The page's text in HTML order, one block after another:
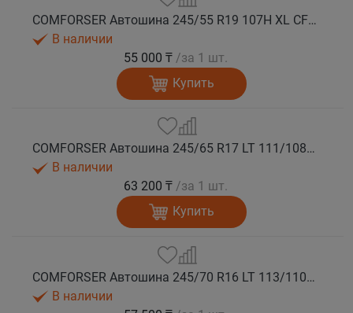
COMFORSER Автошина 245/55 R19 107H XL CF1100 RWL лето
В наличии
55 000 ₸ /за 1 шт.
Купить
COMFORSER Автошина 245/65 R17 LT 111/108S CF1100 8PR RWL лето
В наличии
63 200 ₸ /за 1 шт.
Купить
COMFORSER Автошина 245/70 R16 LT 113/110S CF1100 8PR RWL лето
В наличии